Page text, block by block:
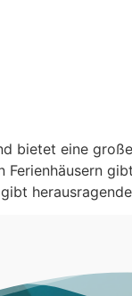
bietet eine